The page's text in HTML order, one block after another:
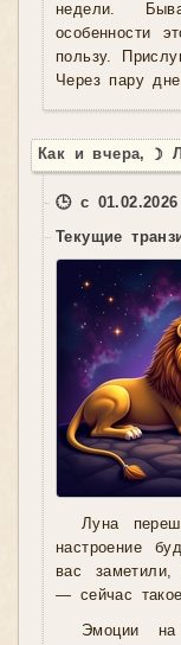
недели.
особенности
пользу.
Через пару
Как и вчера, ☽
🕒 с
Текущие
Луна
настроение
вас
— сейчас
Эмоции на